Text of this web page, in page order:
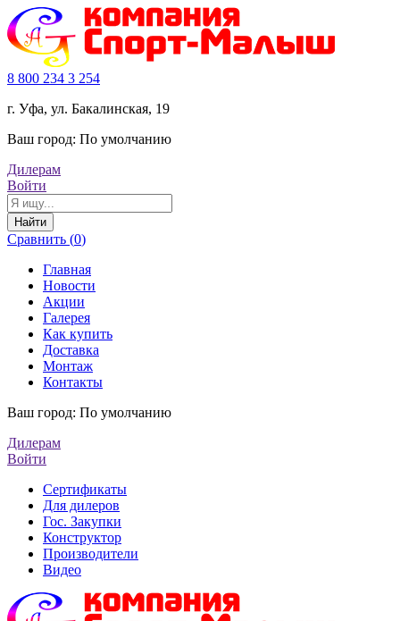
8 800 234 3 254
г. Уфа, ул. Бакалинская, 19
Ваш город: По умолчанию
Дилерам
Войти
Найти
Сравнить (0)
Главная
Новости
Акции
Галерея
Как купить
Доставка
Монтаж
Контакты
Ваш город: По умолчанию
Дилерам
Войти
Сертификаты
Для дилеров
Гос. Закупки
Конструктор
Производители
Видео